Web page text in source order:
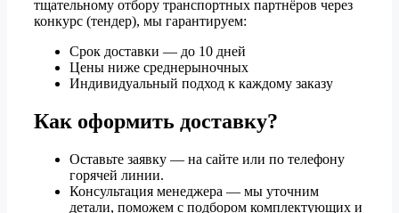
тщательному отбору транспортных партнёров через
конкурс (тендер), мы гарантируем:
Срок доставки — до 10 дней
Цены ниже среднерыночных
Индивидуальный подход к каждому заказу
Как оформить доставку?
Оставьте заявку — на сайте или по телефону
горячей линии.
Консультация менеджера — мы уточним
детали, поможем с подбором комплектующих и